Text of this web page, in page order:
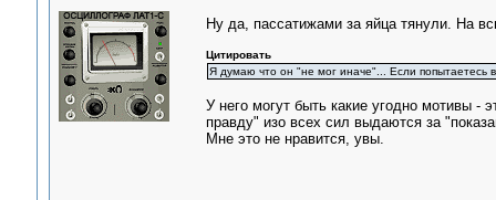
Ну да, пассатижами за яйца тянули. На
Цитировать
Я думаю что он "не мог иначе"... Если попытаетесь
У него могут быть какие угодно мотивы -
правду" изо всех сил выдаются за
Мне это не нравится, увы.